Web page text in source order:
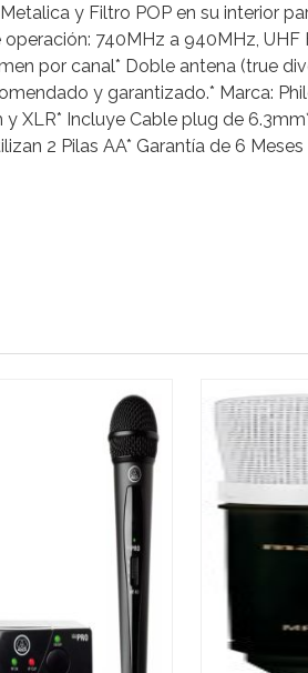
y Filtro POP en su interior
740MHz a 940MHz, UHF
por canal* Doble antena (true
y garantizado.* Marca:
XLR* Incluye Cable plug de
2 Pilas AA* Garantía de 6 Meses